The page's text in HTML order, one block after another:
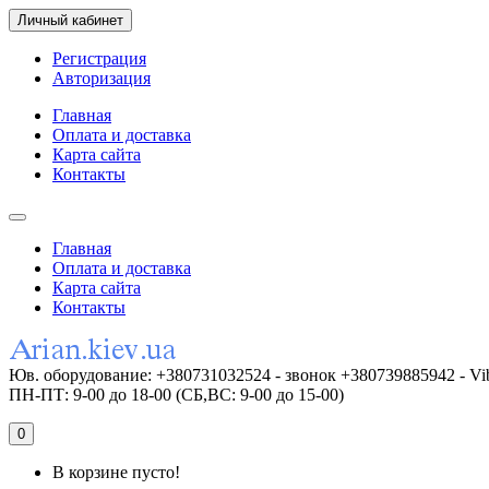
Личный кабинет
Регистрация
Авторизация
Главная
Оплата и доставка
Карта сайта
Контакты
Главная
Оплата и доставка
Карта сайта
Контакты
Юв. оборудование: +380731032524 - звонок +380739885942 -
ПН-ПТ: 9-00 до 18-00 (СБ,ВС: 9-00 до 15-00)
0
В корзине пусто!